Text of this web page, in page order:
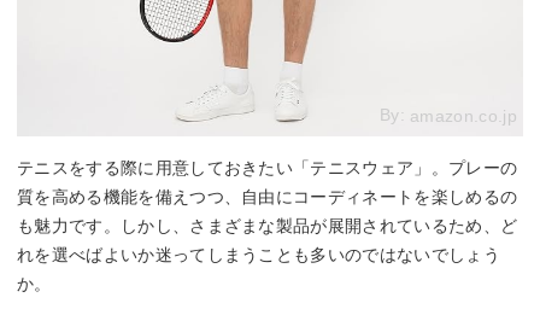
By: amazon.co.jp
テニスをする際に用意しておきたい「テニスウェア」。プレーの
質を高める機能を備えつつ、自由にコーディネートを楽しめるの
も魅力です。しかし、さまざまな製品が展開されているため、ど
れを選べばよいか迷ってしまうことも多いのではないでしょう
か。